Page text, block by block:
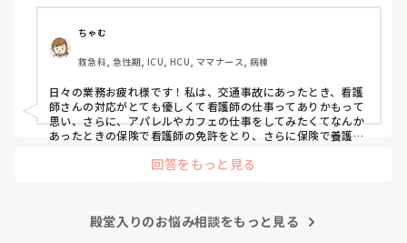
笑
ちゃむ
救急科, 急性期, ICU, HCU, ママナース, 病棟
日々の業務お疲れ様です！私は、交通事故にあったとき、看護
師さんの対応がとても優しくて看護師の仕事ってありかもって
思い、さらに、アパレルやカフェの仕事をしてみたくてなんか
あったときの保険で看護師の免許をとり、さらに保険で養護教
回答をもっと見る
殿堂入りのお悩み相談をもっと見る